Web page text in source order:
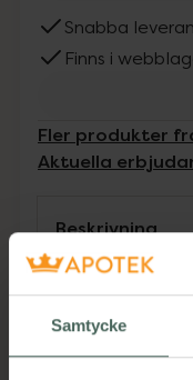
Samtycke
Snabba
Finns i
Fler produkter
Aktuella
Beskrivning
Luftfuktare för
dag och natt.